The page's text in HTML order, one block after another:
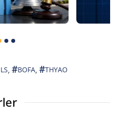
, #BOFA, #THYAO